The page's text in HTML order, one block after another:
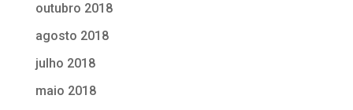
outubro 2018
agosto 2018
julho 2018
maio 2018